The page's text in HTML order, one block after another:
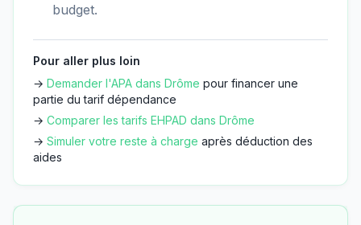
budget.
Pour aller plus loin
→ Demander l'APA dans Drôme pour financer une
partie du tarif dépendance
→ Comparer les tarifs EHPAD dans Drôme
→ Simuler votre reste à charge après déduction des
aides